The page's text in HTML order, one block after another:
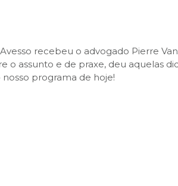
recebeu o advogado Pierre
o assunto e de praxe, deu aquelas
programa de hoje!